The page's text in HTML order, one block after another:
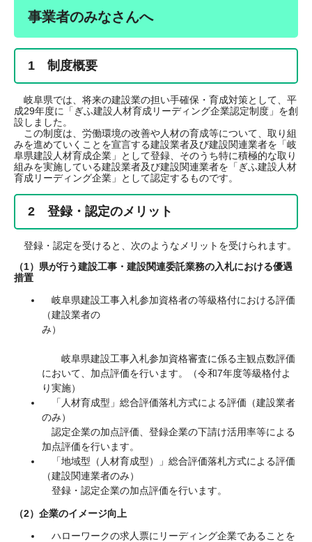
事業者のみなさんへ
1 制度概要
岐阜県では、将来の建設業の担い手確保・育成対策として、平
成29年度に「ぎふ建設人材育成リーディング企業認定制度」を創
設しました。
この制度は、労働環境の改善や人材の育成等について、取り組
みを進めていくことを宣言する建設業者及び建設関連業者を「岐
阜県建設人材育成企業」として登録、そのうち特に積極的な取り
組みを実施している建設業者及び建設関連業者を「ぎふ建設人材
育成リーディング企業」として認定するものです。
2 登録・認定のメリット
登録・認定を受けると、次のようなメリットを受けられます。
（1）県が行う建設工事・建設関連委託業務の入札における優遇
措置
岐阜県建設工事入札参加資格者の等級格付における評価
（建設業者の
み）
岐阜県建設工事入札参加資格審査に係る主観点数評価
において、加点評価を行います。（令和7年度等級格付よ
り実施）
「人材育成型」総合評価落札方式による評価（建設業者
のみ）
認定企業の加点評価、登録企業の下請け活用率等による
加点評価を行います。
「地域型（人材育成型）」総合評価落札方式による評価
（建設関連業者のみ）
登録・認定企業の加点評価を行います。
（2）企業のイメージ向上
ハローワークの求人票にリーディング企業であることを